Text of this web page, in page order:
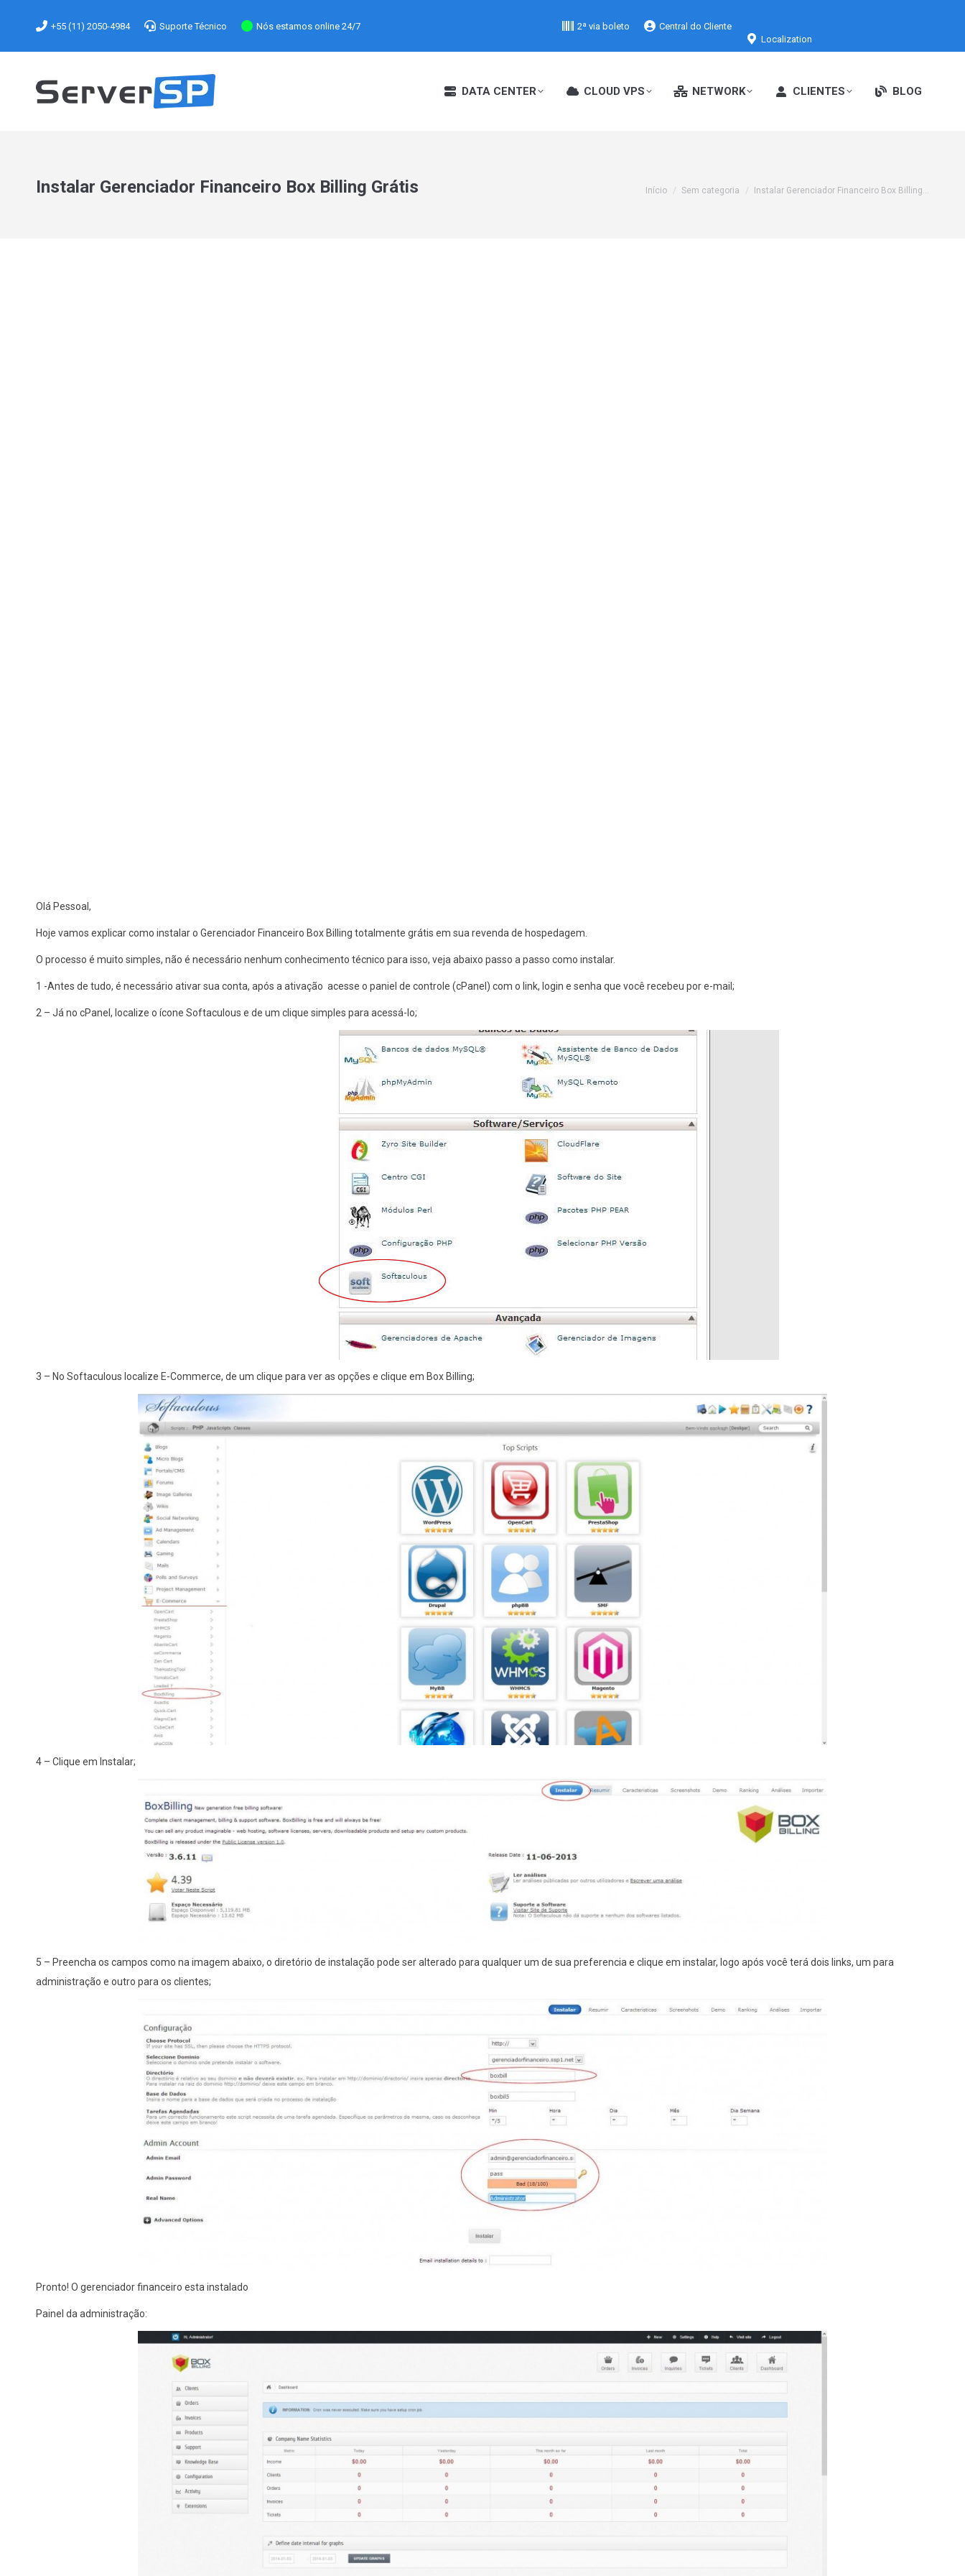
+55 (11) 2050-4984 Suporte Técnico Nós estamos online 24/7 2ª via boleto
Central do Cliente
Localization
DATA CENTER CLOUD VPS NETWORK CLIENTES BLOG
Instalar Gerenciador Financeiro Box Billing Grátis Você está aqui:
Início Sem categoria Instalar Gerenciador Financeiro Box Billing…
Olá Pessoal,
Hoje vamos explicar como instalar o Gerenciador Financeiro Box Billing totalmente grátis em sua revenda de hospedagem.
O processo é muito simples, não é necessário nenhum conhecimento técnico para isso, veja abaixo passo a passo como instalar.
1 -Antes de tudo, é necessário ativar sua conta, após a ativação acesse o paniel de controle (cPanel) com o link, login e senha que você recebeu por e-mail;
2 – Já no cPanel, localize o ícone Softaculous e de um clique simples para acessá-lo;
3 – No Softaculous localize E-Commerce, de um clique para ver as opções e clique em Box Billing;
4 – Clique em Instalar;
5 – Preencha os campos como na imagem abaixo, o diretório de instalação pode ser alterado para qualquer um de sua preferencia e clique em instalar, logo após você terá dois links, um para
administração e outro para os clientes;
Pronto! O gerenciador financeiro esta instalado
Painel da administração: